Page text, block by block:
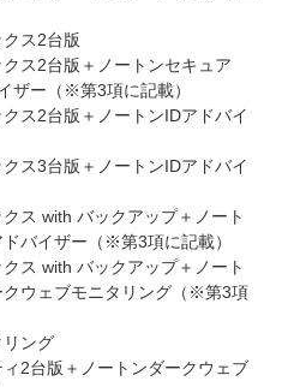
ス2台版
ス2台版＋ノートンセキュア
ザー（※第3項に記載）
ス2台版＋ノートンIDアドバイ
ス3台版＋ノートンIDアドバイ
ス with バックアップ＋ノート
バイザー（※第3項に記載）
ス with バックアップ＋ノート
クウェブモニタリング（※第3項
ング
2台版＋ノートンダークウェブ